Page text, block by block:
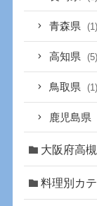
青森県 (1)
高知県 (5)
鳥取県 (1)
鹿児島県
大阪府高
料理別カ